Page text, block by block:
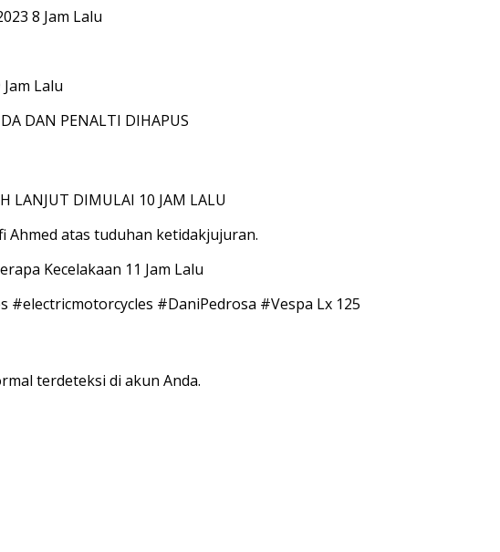
8 Jam Lalu
Lalu
DAN PENALTI DIHAPUS
LANJUT DIMULAI 10 JAM LALU
Ahmed atas tuduhan ketidakjujuran.
Kecelakaan 11 Jam Lalu
#DaniPedrosa #Vespa Lx 125
terdeteksi di akun Anda.